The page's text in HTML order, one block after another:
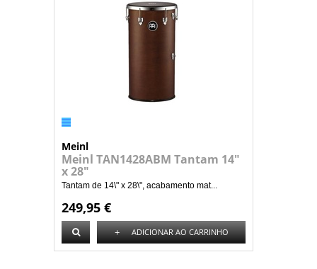
Meinl
Meinl TAN1428ABM Tantam 14"
x 28"
Tantam de 14\" x 28\", acabamento mat...
249,95 €
+ ADICIONAR AO CARRINHO